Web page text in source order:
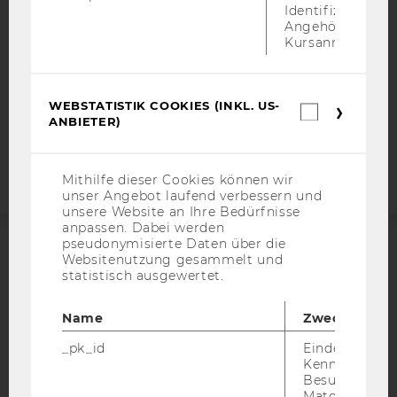
DATENSCHUTZERKLÄRUNG SOCIAL MEDIA
DATENSCHUTZERKLÄRUNG
STUDIENBEWERBER*INNEN UND STUDIERENDE
Barrierefreiheitserklärung
ACCREDITED BY:
Identifizierung
Angehörige/r für
Kursanmeldung.
WEBSTATISTIK COOKIES (INKL. US-
ANBIETER)
Mithilfe dieser Cookies können wir
unser Angebot laufend verbessern und
unsere Website an Ihre Bedürfnisse
anpassen. Dabei werden
pseudonymisierte Daten über die
Websitenutzung gesammelt und
statistisch ausgewertet.
Name
Zweck
_pk_id
Eindeutige
Besuchers